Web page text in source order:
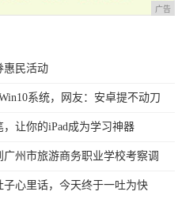
广告
惠民活动
系统，网友：安卓提不动刀
让你的iPad成为学习神器
州市旅游商务职业学校考察调
心里话，今天终于一吐为快